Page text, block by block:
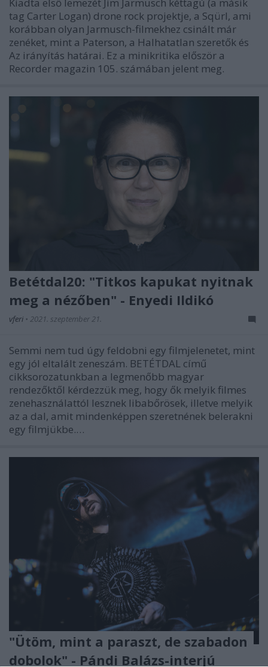
Kiadta első lemezét Jim Jarmusch kéttagú (a másik
tag Carter Logan) drone rock projektje, a Sqürl, ami
korábban olyan Jarmusch-filmekhez csinált már
zenéket, mint a Paterson, a Halhatatlan szeretők és
Az irányítás határai. Ez a minikritika először a
Recorder magazin 105. számában jelent meg.
Betétdal20: "Titkos kapukat nyitnak
meg a nézőben" - Enyedi Ildikó
vferi • 2021. szeptember 21.
Semmi nem tud úgy feldobni egy filmjelenetet, mint
egy jól eltalált zeneszám. BETÉTDAL című
cikksorozatunkban a legmenőbb magyar
rendezőktől kérdezzük meg, hogy ők melyik filmes
zenehasználattól lesznek libabőrösek, illetve melyik
az a dal, amit mindenképpen szeretnének belerakni
egy filmjükbe.…
"Ütöm, mint a paraszt, de szabadon
dobolok" - Pándi Balázs-interjú